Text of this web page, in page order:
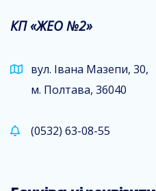
КП «ЖЕО №2»
вул. Івана Мазепи, 30,
м. Полтава, 36040
(0532) 63-08-55